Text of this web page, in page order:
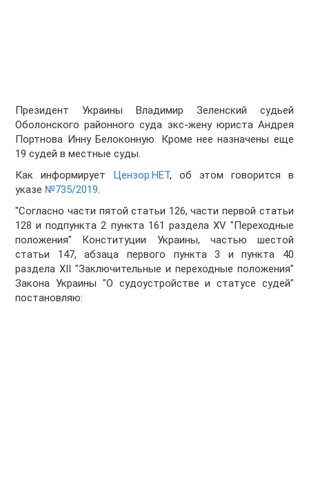
Президент Украины Владимир Зеленский судьей
Оболонского районного суда экс-жену юриста Андрея
Портнова Инну Белоконную. Кроме нее назначены еще
19 судей в местные суды.
Как информирует Цензор.НЕТ, об этом говорится в
указе №735/2019.
"Согласно части пятой статьи 126, части первой статьи
128 и подпункта 2 пункта 161 раздела XV "Переходные
положения" Конституции Украины, частью шестой
статьи 147, абзаца первого пункта 3 и пункта 40
раздела ХІІ "Заключительные и переходные положения"
Закона Украины "О судоустройстве и статусе судей"
постановляю: